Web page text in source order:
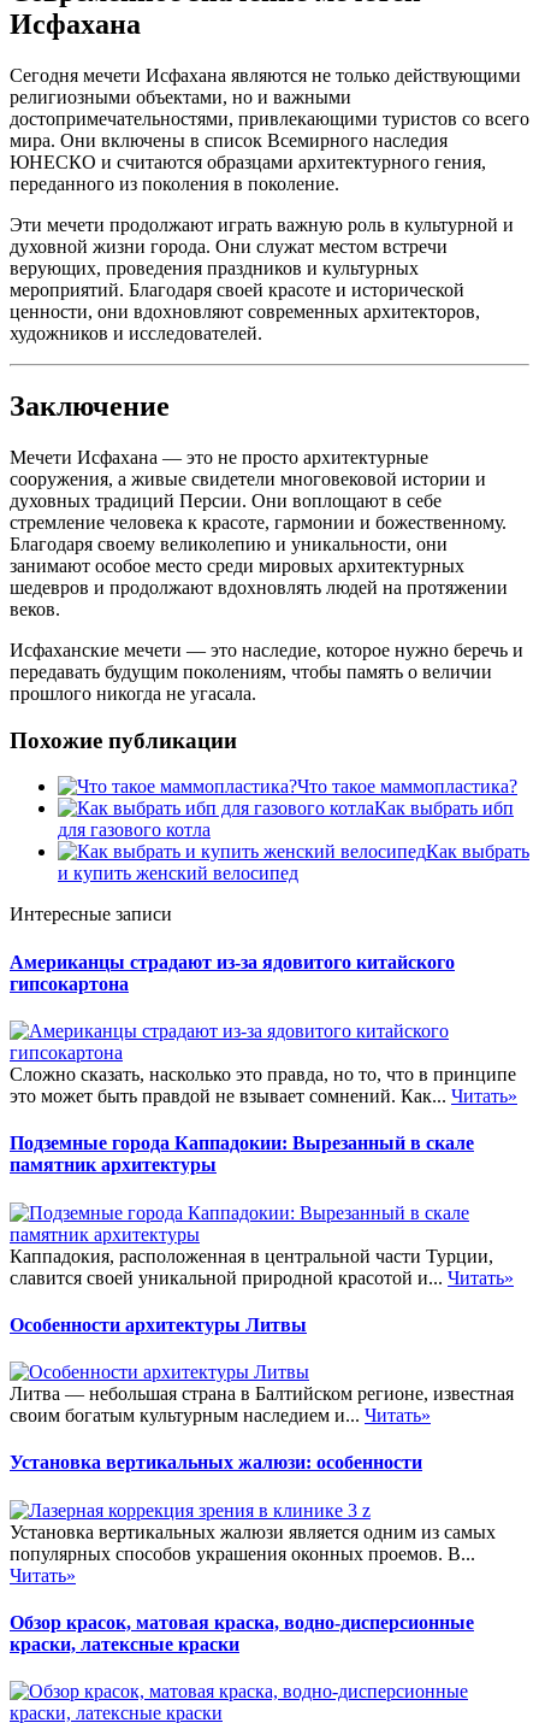
Исфахана
Сегодня мечети Исфахана являются не только действующими
религиозными объектами, но и важными
достопримечательностями, привлекающими туристов со всего
мира. Они включены в список Всемирного наследия
ЮНЕСКО и считаются образцами архитектурного гения,
переданного из поколения в поколение.
Эти мечети продолжают играть важную роль в культурной и
духовной жизни города. Они служат местом встречи
верующих, проведения праздников и культурных
мероприятий. Благодаря своей красоте и исторической
ценности, они вдохновляют современных архитекторов,
художников и исследователей.
Заключение
Мечети Исфахана — это не просто архитектурные
сооружения, а живые свидетели многовековой истории и
духовных традиций Персии. Они воплощают в себе
стремление человека к красоте, гармонии и божественному.
Благодаря своему великолепию и уникальности, они
занимают особое место среди мировых архитектурных
шедевров и продолжают вдохновлять людей на протяжении
веков.
Исфаханские мечети — это наследие, которое нужно беречь и
передавать будущим поколениям, чтобы память о величии
прошлого никогда не угасала.
Похожие публикации
Что такое маммопластика?
Как выбрать ибп
для газового котла
Как выбрать
и купить женский велосипед
Интересные записи
Американцы страдают из-за ядовитого китайского
гипсокартона
Сложно сказать, насколько это правда, но то, что в принципе
это может быть правдой не взывает сомнений. Как... Читать»
Подземные города Каппадокии: Вырезанный в скале
памятник архитектуры
Каппадокия, расположенная в центральной части Турции,
славится своей уникальной природной красотой и... Читать»
Особенности архитектуры Литвы
Литва — небольшая страна в Балтийском регионе, известная
своим богатым культурным наследием и... Читать»
Установка вертикальных жалюзи: особенности
Установка вертикальных жалюзи является одним из самых
популярных способов украшения оконных проемов. В...
Читать»
Обзор красок, матовая краска, водно-дисперсионные
краски, латексные краски